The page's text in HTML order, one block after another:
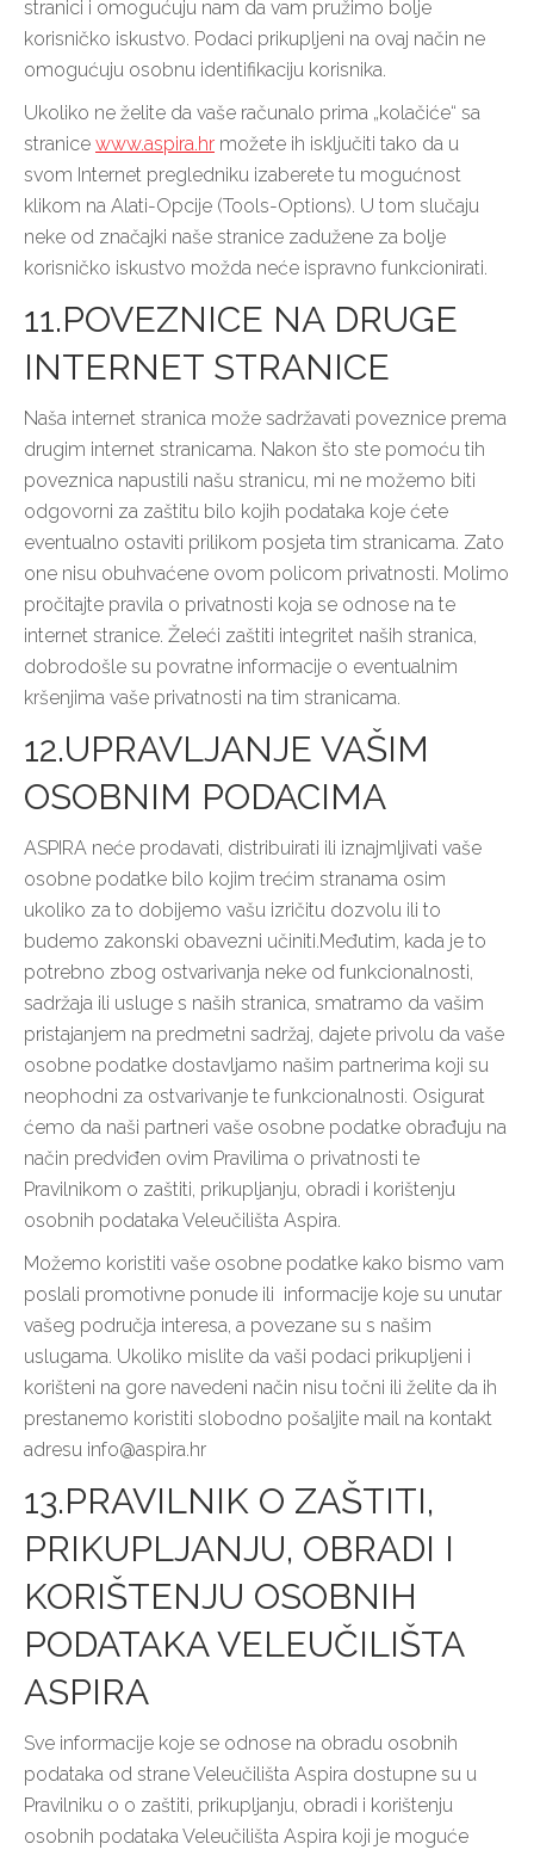
stranici i omogućuju nam da vam pružimo bolje
korisničko iskustvo. Podaci prikupljeni na ovaj način ne
omogućuju osobnu identifikaciju korisnika.
Ukoliko ne želite da vaše računalo prima „kolačiće“ sa
stranice www.aspira.hr možete ih isključiti tako da u
svom Internet pregledniku izaberete tu mogućnost
klikom na Alati-Opcije (Tools-Options). U tom slučaju
neke od značajki naše stranice zadužene za bolje
korisničko iskustvo možda neće ispravno funkcionirati.
11.POVEZNICE NA DRUGE
INTERNET STRANICE
Naša internet stranica može sadržavati poveznice prema
drugim internet stranicama. Nakon što ste pomoću tih
poveznica napustili našu stranicu, mi ne možemo biti
odgovorni za zaštitu bilo kojih podataka koje ćete
eventualno ostaviti prilikom posjeta tim stranicama. Zato
one nisu obuhvaćene ovom policom privatnosti. Molimo
pročitajte pravila o privatnosti koja se odnose na te
internet stranice. Želeći zaštiti integritet naših stranica,
dobrodošle su povratne informacije o eventualnim
kršenjima vaše privatnosti na tim stranicama.
12.UPRAVLJANJE VAŠIM
OSOBNIM PODACIMA
ASPIRA neće prodavati, distribuirati ili iznajmljivati vaše
osobne podatke bilo kojim trećim stranama osim
ukoliko za to dobijemo vašu izričitu dozvolu ili to
budemo zakonski obavezni učiniti.Međutim, kada je to
potrebno zbog ostvarivanja neke od funkcionalnosti,
sadržaja ili usluge s naših stranica, smatramo da vašim
pristajanjem na predmetni sadržaj, dajete privolu da vaše
osobne podatke dostavljamo našim partnerima koji su
neophodni za ostvarivanje te funkcionalnosti. Osigurat
ćemo da naši partneri vaše osobne podatke obrađuju na
način predviđen ovim Pravilima o privatnosti te
Pravilnikom o zaštiti, prikupljanju, obradi i korištenju
osobnih podataka Veleučilišta Aspira.
Možemo koristiti vaše osobne podatke kako bismo vam
poslali promotivne ponude ili informacije koje su unutar
vašeg područja interesa, a povezane su s našim
uslugama. Ukoliko mislite da vaši podaci prikupljeni i
korišteni na gore navedeni način nisu točni ili želite da ih
prestanemo koristiti slobodno pošaljite mail na kontakt
adresu info@aspira.hr
13.PRAVILNIK O ZAŠTITI,
PRIKUPLJANJU, OBRADI I
KORIŠTENJU OSOBNIH
PODATAKA VELEUČILIŠTA
ASPIRA
Sve informacije koje se odnose na obradu osobnih
podataka od strane Veleučilišta Aspira dostupne su u
Pravilniku o o zaštiti, prikupljanju, obradi i korištenju
osobnih podataka Veleučilišta Aspira koji je moguće